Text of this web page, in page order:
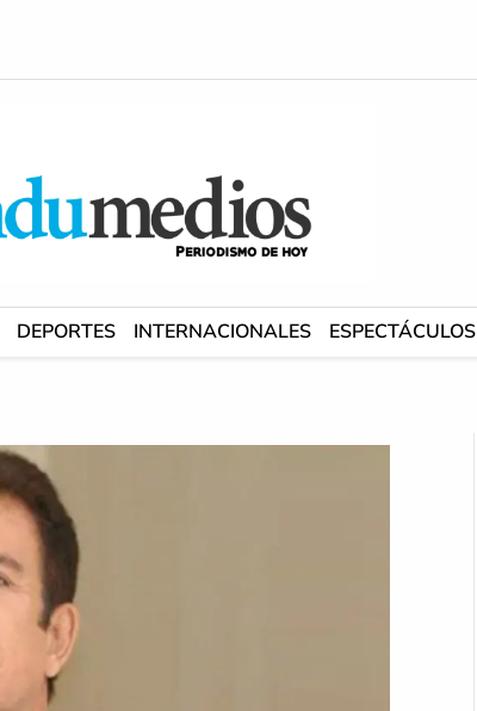
DEPORTES INTERNACIONALES ESPECTÁCULOS